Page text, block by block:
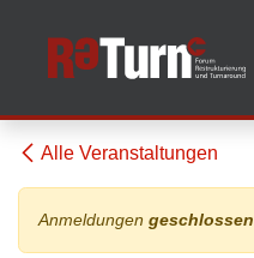
Alle Veranstaltungen
Anmeldungen geschlossen